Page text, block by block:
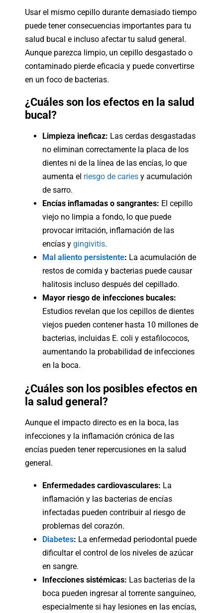
Usar el mismo cepillo durante demasiado tiempo
puede tener consecuencias importantes para tu
salud bucal e incluso afectar tu salud general.
Aunque parezca limpio, un cepillo desgastado o
contaminado pierde eficacia y puede convertirse
en un foco de bacterias.
¿Cuáles son los efectos en la salud
bucal?
Limpieza ineficaz: Las cerdas desgastadas
no eliminan correctamente la placa de los
dientes ni de la línea de las encías, lo que
aumenta el riesgo de caries y acumulación
de sarro.
Encías inflamadas o sangrantes: El cepillo
viejo no limpia a fondo, lo que puede
provocar irritación, inflamación de las
encías y gingivitis.
Mal aliento persistente: La acumulación de
restos de comida y bacterias puede causar
halitosis incluso después del cepillado.
Mayor riesgo de infecciones bucales:
Estudios revelan que los cepillos de dientes
viejos pueden contener hasta 10 millones de
bacterias, incluidas E. coli y estafilococos,
aumentando la probabilidad de infecciones
en la boca.
¿Cuáles son los posibles efectos en
la salud general?
Aunque el impacto directo es en la boca, las
infecciones y la inflamación crónica de las
encías pueden tener repercusiones en la salud
general.
Enfermedades cardiovasculares: La
inflamación y las bacterias de encías
infectadas pueden contribuir al riesgo de
problemas del corazón.
Diabetes: La enfermedad periodontal puede
dificultar el control de los niveles de azúcar
en sangre.
Infecciones sistémicas: Las bacterias de la
boca pueden ingresar al torrente sanguíneo,
especialmente si hay lesiones en las encías,